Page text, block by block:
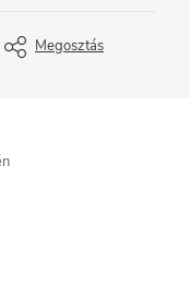
Megosztás